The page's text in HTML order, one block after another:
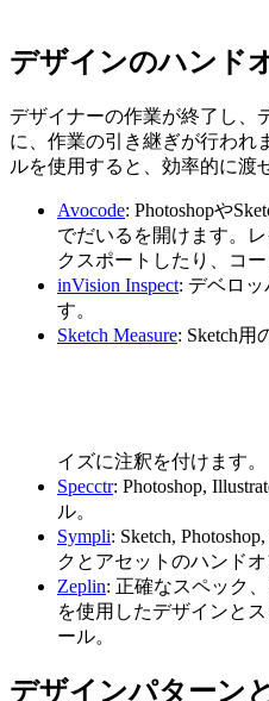
デザインのハンド
デザイナーの作業が終了し、
に、作業の引き継ぎが行われ
ルを使用すると、効率的に渡
Avocode: Photoshopや
でだいるを開けます。
クスポートしたり、コ
inVision Inspect: デベロ
す。
Sketch Measure: Sketch用
イズに注釈を付けます。
Specctr: Photoshop,
ル。
Sympli: Sketch,
クとアセットのハンドオ
Zeplin: 正確なスペック
を使用したデザインと
ール。
デザインパターン